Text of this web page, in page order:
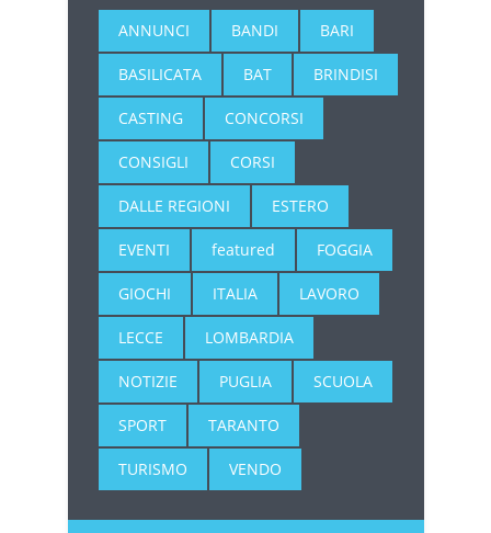
ANNUNCI BANDI BARI
BASILICATA BAT BRINDISI
CASTING CONCORSI
CONSIGLI CORSI
DALLE REGIONI ESTERO
EVENTI featured FOGGIA
GIOCHI ITALIA LAVORO
LECCE LOMBARDIA
NOTIZIE PUGLIA SCUOLA
SPORT TARANTO
TURISMO VENDO